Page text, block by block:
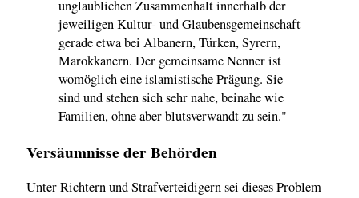
unglaublichen Zusammenhalt innerhalb der
jeweiligen Kultur- und Glaubensgemeinschaft
gerade etwa bei Albanern, Türken, Syrern,
Marokkanern. Der gemeinsame Nenner ist
womöglich eine islamistische Prägung. Sie
sind und stehen sich sehr nahe, beinahe wie
Familien, ohne aber blutsverwandt zu sein."
Versäumnisse der Behörden
Unter Richtern und Strafverteidigern sei dieses Problem